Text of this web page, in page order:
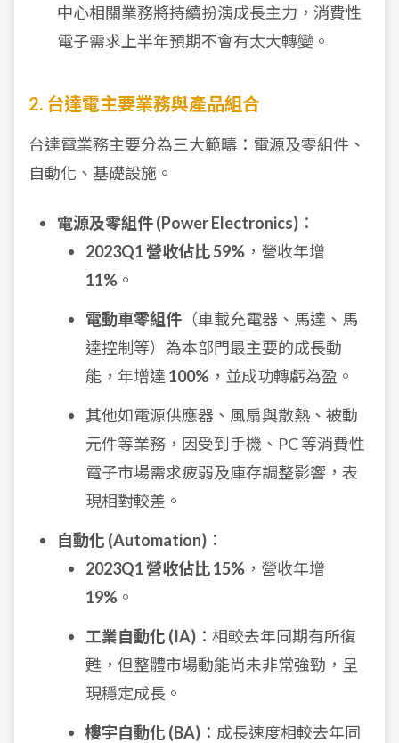
中心相關業務將持續扮演成長主力，消費性
電子需求上半年預期不會有太大轉變。
2. 台達電主要業務與產品組合
台達電業務主要分為三大範疇：電源及零組件、
自動化、基礎設施。
電源及零組件 (Power Electronics) ：
2023Q1 營收佔比 59% ，營收年增
11% 。
電動車零組件 （車載充電器、馬達、馬
達控制等）為本部門最主要的成長動
能，年增達 100% ，並成功轉虧為盈。
其他如電源供應器、風扇與散熱、被動
元件等業務，因受到手機、PC 等消費性
電子市場需求疲弱及庫存調整影響，表
現相對較差。
自動化 (Automation) ：
2023Q1 營收佔比 15% ，營收年增
19% 。
工業自動化 (IA) ：相較去年同期有所復
甦，但整體市場動能尚未非常強勁，呈
現穩定成長。
樓宇自動化 (BA) ：成長速度相較去年同